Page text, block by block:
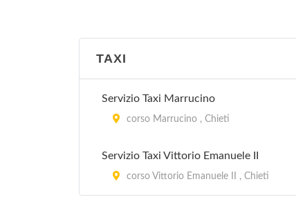
TAXI
Servizio Taxi Marrucino
corso Marrucino , Chieti
Servizio Taxi Vittorio Emanuele II
corso Vittorio Emanuele II , Chieti